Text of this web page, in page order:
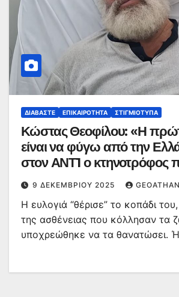
ΔΙΑΒΆΣΤΕ ΕΠΙΚΑΙΡΌΤΗΤΑ ΣΤΙΓΜΙΌΤΥΠΑ
Κώστας Θεοφίλου: «Η
είναι να φύγω από την
στον ΑΝΤ1 ο κτηνοτρόφος
συγκλόνισε την Ελλάδα
9 ΔΕΚΕΜΒΡΊΟΥ 2025
Η ευλογιά “θέρισε” το κοπάδι
της ασθένειας που κόλλησαν τα
υποχρεώθηκε να τα θανατώσει.